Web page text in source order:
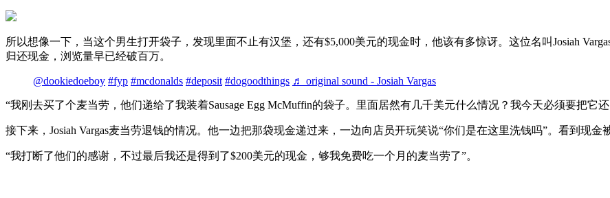
所以想像一下，当这个男生打开袋子，发现里面不止有汉堡，还有$5,000美元的现金时，他该有多惊讶。这位名叫Josiah
归还现金，浏览量早已经破百万。
@dookiedoeboy #fyp #mcdonalds #deposit #dogoodthings ♬ original sound - Josiah Vargas
“我刚去买了个麦当劳，他们递给了我装着Sausage Egg McMuffin的袋子。里面居然有几千美元什么情况？我今天必须要把它
接下来，Josiah Vargas麦当劳退钱的情况。他一边把那袋现金递过来，一边向店员开玩笑说“你们是在这里洗钱吗”。看到现
“我打断了他们的感谢，不过最后我还是得到了$200美元的现金，够我免费吃一个月的麦当劳了”。